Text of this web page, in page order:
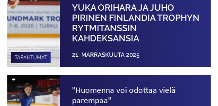
TAPAHTUMAT
YUKA ORIHARA JA JUHO
PIRINEN FINLANDIA TROPHYN
RYTMITANSSIN
KAHDEKSANSIA
21. MARRASKUUTA 2025
"Huomenna voi odottaa vielä
parempaa"